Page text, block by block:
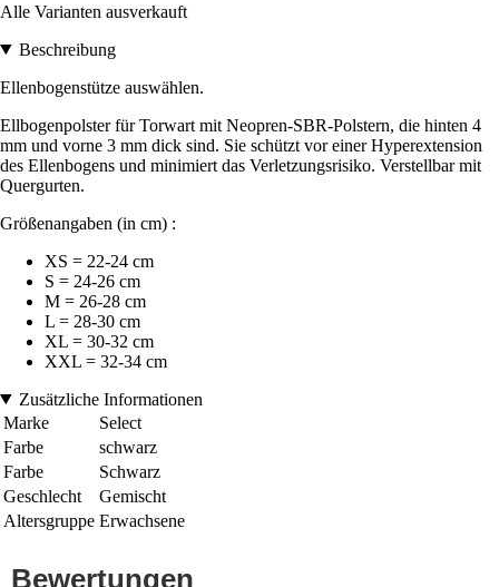
Alle Varianten ausverkauft
Beschreibung
Ellenbogenstütze auswählen.
Ellbogenpolster für Torwart mit Neopren-SBR-Polstern, die hinten 4
mm und vorne 3 mm dick sind. Sie schützt vor einer Hyperextension
des Ellenbogens und minimiert das Verletzungsrisiko. Verstellbar mit
Quergurten.
Größenangaben (in cm) :
XS = 22-24 cm
S = 24-26 cm
M = 26-28 cm
L = 28-30 cm
XL = 30-32 cm
XXL = 32-34 cm
Zusätzliche Informationen
Marke
Select
Farbe
schwarz
Farbe
Schwarz
Geschlecht
Gemischt
Altersgruppe Erwachsene